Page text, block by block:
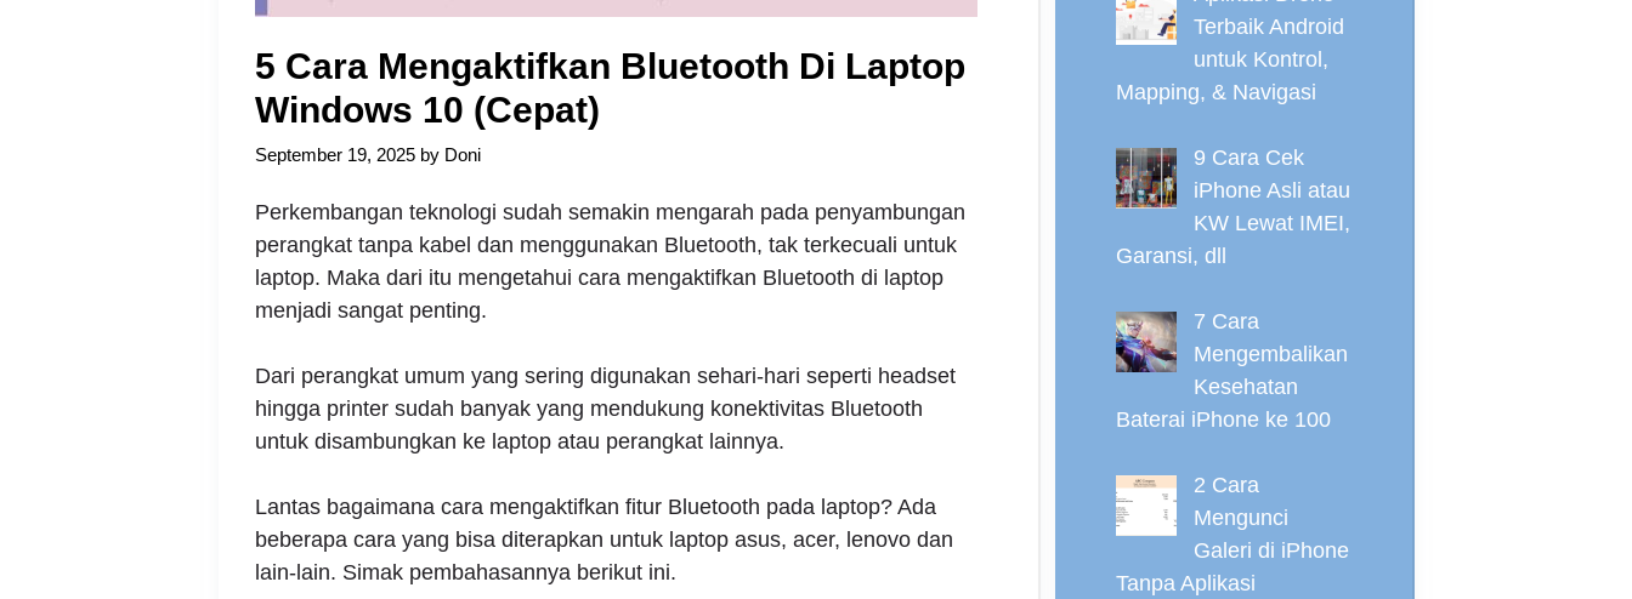
5 Cara Mengaktifkan Bluetooth Di Laptop
Windows 10 (Cepat)
September 19, 2025 by Doni
Perkembangan teknologi sudah semakin mengarah pada penyambungan
perangkat tanpa kabel dan menggunakan Bluetooth, tak terkecuali untuk
laptop. Maka dari itu mengetahui cara mengaktifkan Bluetooth di laptop
menjadi sangat penting.
Dari perangkat umum yang sering digunakan sehari-hari seperti headset
hingga printer sudah banyak yang mendukung konektivitas Bluetooth
untuk disambungkan ke laptop atau perangkat lainnya.
Lantas bagaimana cara mengaktifkan fitur Bluetooth pada laptop? Ada
beberapa cara yang bisa diterapkan untuk laptop asus, acer, lenovo dan
lain-lain. Simak pembahasannya berikut ini.
Terbaik Android
untuk Kontrol,
Mapping, & Navigasi
9 Cara Cek
iPhone Asli atau
KW Lewat IMEI,
Garansi, dll
7 Cara
Mengembalikan
Kesehatan
Baterai iPhone ke 100
2 Cara
Mengunci
Galeri di iPhone
Tanpa Aplikasi